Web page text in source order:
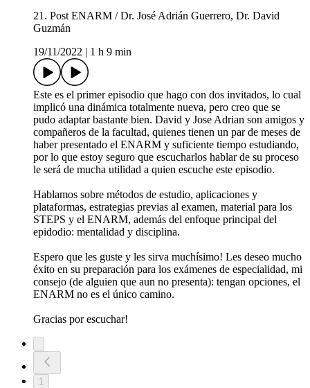
21. Post ENARM / Dr. José Adrián Guerrero, Dr. David
Guzmán
19/11/2022
1 h 9 min
Este es el primer episodio que hago con dos invitados, lo cual
implicó una dinámica totalmente nueva, pero creo que se
pudo adaptar bastante bien. David y Jose Adrian son amigos y
compañeros de la facultad, quienes tienen un par de meses de
haber presentado el ENARM y suficiente tiempo estudiando,
por lo que estoy seguro que escucharlos hablar de su proceso
le será de mucha utilidad a quien escuche este episodio.
Hablamos sobre métodos de estudio, aplicaciones y
plataformas, estrategias previas al examen, material para los
STEPS y el ENARM, además del enfoque principal del
epidodio: mentalidad y disciplina.
Espero que les guste y les sirva muchísimo! Les deseo mucho
éxito en su preparación para los exámenes de especialidad, mi
consejo (de alguien que aun no presenta): tengan opciones, el
ENARM no es el único camino.
Gracias por escuchar!
1